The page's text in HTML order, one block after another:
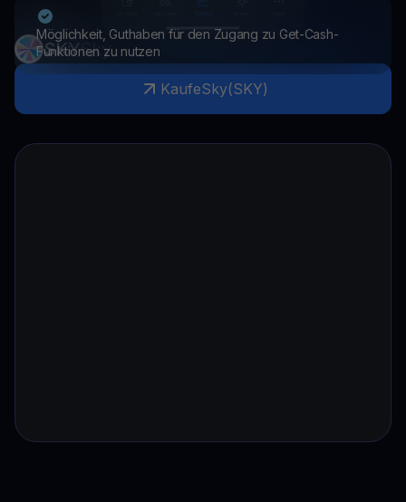
Möglichkeit, Guthaben für den Zugang zu Get-Cash-
Funktionen zu nutzen
SKYSky
KaufeSky(SKY)